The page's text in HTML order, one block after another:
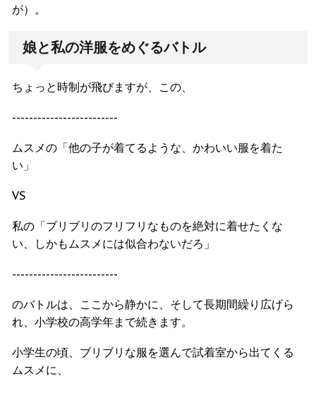
が）。
娘と私の洋服をめぐるバトル
ちょっと時制が飛びますが、 この、
-------------------------
ムスメの「他の子が着てるような、かわいい服を着た
い」
VS
私の「ブリブリのフリフリなものを絶対に着せたくな
い、しかもムスメには似合わないだろ」
-------------------------
のバトルは、ここから静かに、そして長期間繰り広げら
れ、小学校の高学年まで続きます。
小学生の頃、ブリブリな服を選んで試着室から出てくる
ムスメに、